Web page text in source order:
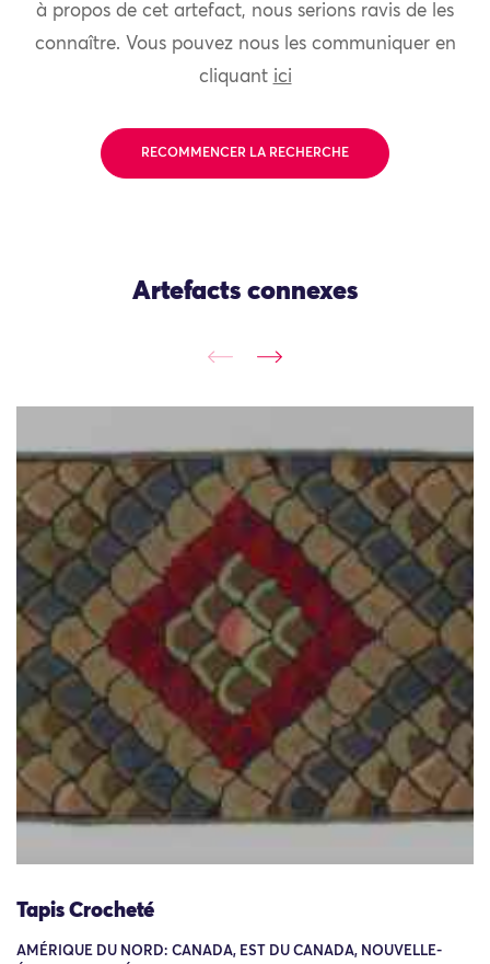
à propos de cet artefact, nous serions ravis de les
connaître. Vous pouvez nous les communiquer en
cliquant ici
RECOMMENCER LA RECHERCHE
Artefacts connexes
Tapis Crocheté
AMÉRIQUE DU NORD: CANADA, EST DU CANADA, NOUVELLE-